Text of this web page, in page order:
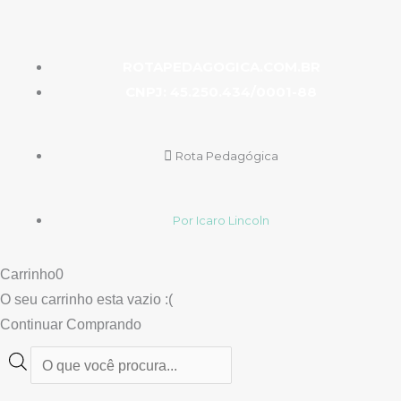
Rota Pedagógica
Por Icaro Lincoln
Carrinho0
O seu carrinho esta vazio :(
Continuar Comprando
Pesquisar
produtos